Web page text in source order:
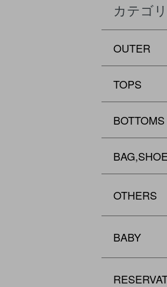
カテゴ
OUTER
TOPS
BOTTOMS
OTHERS
BABY